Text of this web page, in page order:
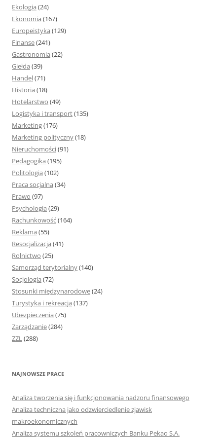
Ekologia (24)
Ekonomia (167)
Europeistyka (129)
Finanse(241)
Gastronomia (22)
Giełda (39)
Handel(71)
Historia (18)
Hotelarstwo (49)
Logistyka i transport(135)
Marketing(176)
Marketing polityczny(18)
Nieruchomości(91)
Pedagogika (195)
Politologia (102)
Praca socjalna (34)
Prawo (97)
Psychologia (29)
Rachunkowość(164)
Reklama (55)
Resocjalizacja (41)
Rolnictwo (25)
Samorząd terytorialny(140)
Socjologia (72)
Stosunki międzynarodowe(24)
Turystyka i rekreacja (137)
Ubezpieczenia (75)
Zarządzanie(284)
ZZL(288)
NAJNOWSZE PRACE
Analiza tworzenia się i funkcjonowania nadzoru finansowego
Analiza techniczna jako odzwierciedlenie zjawisk
makroekonomicznych
Analiza systemu szkoleń pracowniczych Banku Pekao S.A.